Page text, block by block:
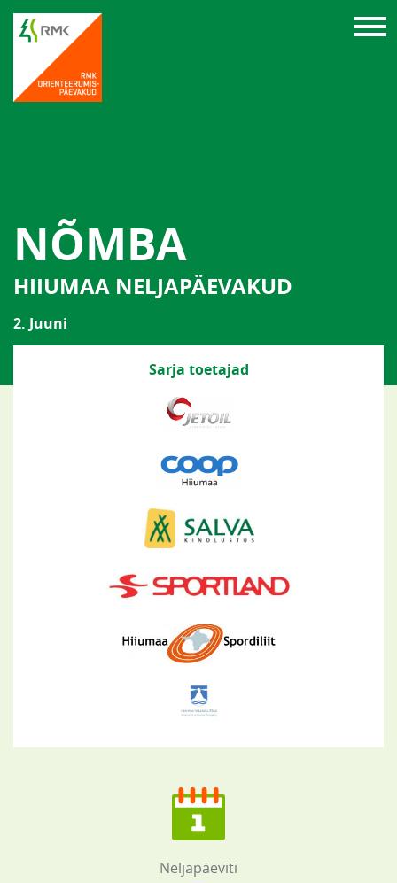
NÕMBA
HIIUMAA NELJAPÄEVAKUD
2. Juuni
Sarja toetajad
Neljapäeviti